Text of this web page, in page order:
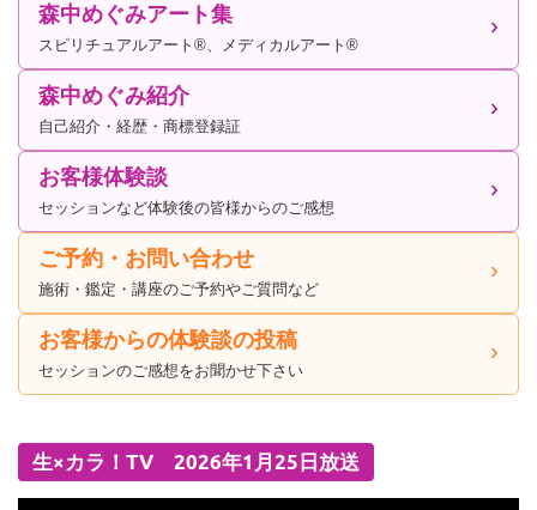
森中めぐみアート集
スピリチュアルアート®、メディカルアート®
森中めぐみ紹介
自己紹介・経歴・商標登録証
お客様体験談
セッションなど体験後の皆様からのご感想
ご予約・お問い合わせ
施術・鑑定・講座のご予約やご質問など
お客様からの体験談の投稿
セッションのご感想をお聞かせ下さい
生×カラ！TV 2026年1月25日放送